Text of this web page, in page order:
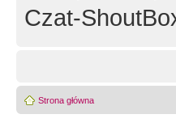
Czat-
Strona główna